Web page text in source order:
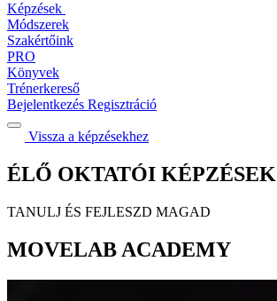
Képzések
Módszerek
Szakértőink
PRO
Könyvek
Trénerkereső
Bejelentkezés Regisztráció
Vissza a képzésekhez
ÉLŐ OKTATÓI KÉPZÉSEK
TANULJ ÉS FEJLESZD MAGAD
MOVELAB ACADEMY